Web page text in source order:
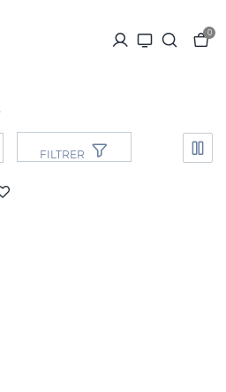
0
FILTRER